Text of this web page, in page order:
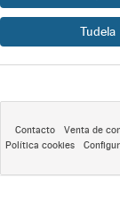
Tudela
Contacto Venta de
Política cookies